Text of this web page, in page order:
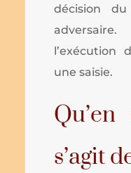
décision
une saisie.
s’agit